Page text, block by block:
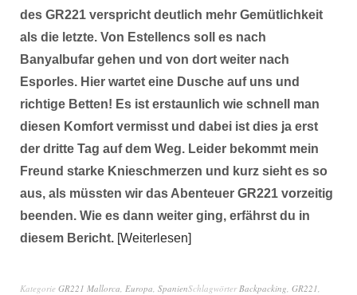
des GR221 verspricht deutlich mehr Gemütlichkeit
als die letzte. Von Estellencs soll es nach
Banyalbufar gehen und von dort weiter nach
Esporles. Hier wartet eine Dusche auf uns und
richtige Betten! Es ist erstaunlich wie schnell man
diesen Komfort vermisst und dabei ist dies ja erst
der dritte Tag auf dem Weg. Leider bekommt mein
Freund starke Knieschmerzen und kurz sieht es so
aus, als müssten wir das Abenteuer GR221 vorzeitig
beenden. Wie es dann weiter ging, erfährst du in
diesem Bericht. Weiterlesen
Kategorie GR221 Mallorca, Europa, SpanienSchlagwörterBackpacking, GR221,